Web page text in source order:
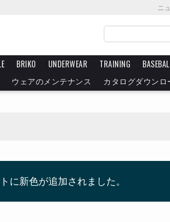
ニ
BRIKO UNDERWEAR TRAINING
ウェアのメンテナンス カタログダウンロ
に新色が追加されました。